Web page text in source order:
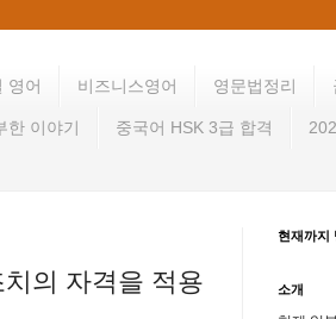
영어 비즈니스영어 영문법정리
한 이야기 중국어 HSK 3급 합격
의 자격을 적용
현재까지
소개